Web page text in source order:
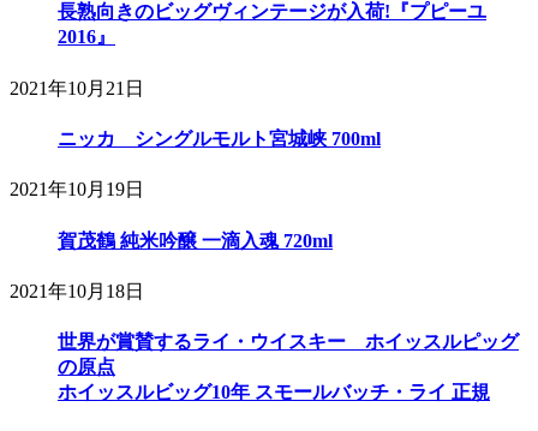
長熟向きのビッグヴィンテージが入荷!『プピーユ
2016』
2021年10月21日
ニッカ シングルモルト宮城峡 700ml
2021年10月19日
賀茂鶴 純米吟醸 一滴入魂 720ml
2021年10月18日
世界が賞賛するライ・ウイスキー ホイッスルピッグ
の原点
ホイッスルビッグ10年 スモールバッチ・ライ 正規